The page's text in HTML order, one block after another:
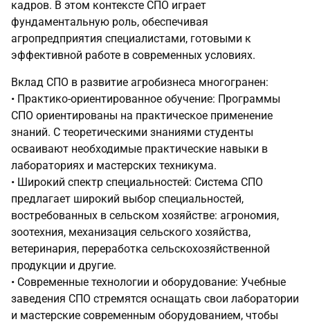
кадров. В этом контексте СПО играет
фундаментальную роль, обеспечивая
агропредприятия специалистами, готовыми к
эффективной работе в современных условиях.
Вклад СПО в развитие агробизнеса многогранен:
• Практико-ориентированное обучение: Программы
СПО ориентированы на практическое применение
знаний. С теоретическими знаниями студенты
осваивают необходимые практические навыки в
лабораториях и мастерских техникума.
• Широкий спектр специальностей: Система СПО
предлагает широкий выбор специальностей,
востребованных в сельском хозяйстве: агрономия,
зоотехния, механизация сельского хозяйства,
ветеринария, переработка сельскохозяйственной
продукции и другие.
• Современные технологии и оборудование: Учебные
заведения СПО стремятся оснащать свои лаборатории
и мастерские современным оборудованием, чтобы